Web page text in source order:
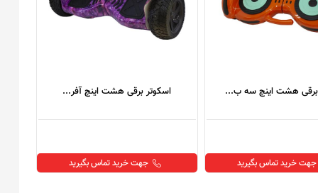
برقی هشت اینچ سه ب...
جهت خرید تماس بگیرید
اسکوتر برقی هشت اینچ آفر...
جهت خرید تماس بگیرید